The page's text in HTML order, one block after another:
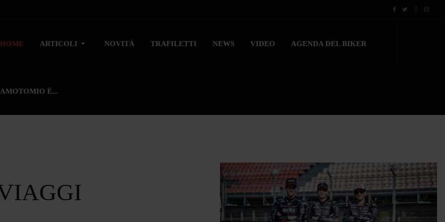
HOME ARTICOLI NOVITÀ TRAFILETTI NEWS VIDEO AGENDA DEL BIKER
AMOTOMIO È...